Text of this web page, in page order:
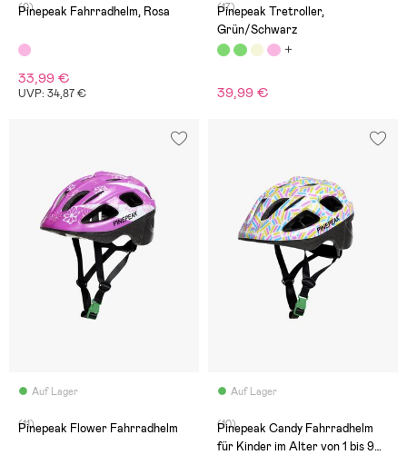
(0)
Pinepeak Fahrradhelm, Rosa
33,99 €
UVP: 34,87 €
(17)
Pinepeak Tretroller,
Grün/Schwarz
39,99 €
Auf Lager
(11)
Pinepeak Flower Fahrradhelm
Auf Lager
(10)
Pinepeak Candy Fahrradhelm
für Kinder im Alter von 1 bis 9